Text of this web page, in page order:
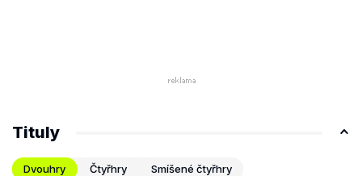
Tituly
Dvouhry Čtyřhry Smíšené čtyřhry